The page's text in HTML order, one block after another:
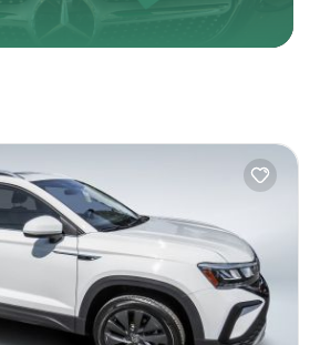
Parcourez notre
celle qui vous convient, puis
100% SÉCURITAIRE
Soumettre
reproduire le problème
d`écran
une capture d`écran ou une vidéo
(facultatif). Vous pouvez importer
services comme Google Drive,